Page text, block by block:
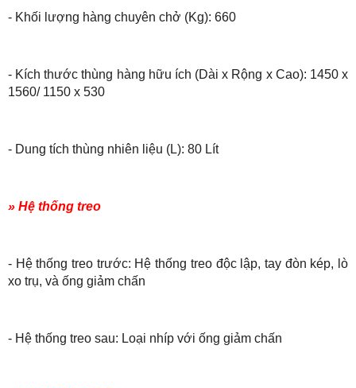
- Khối lượng hàng chuyên chở (Kg): 660
- Kích thước thùng hàng hữu ích (Dài x Rộng x Cao): 1450 x
1560/ 1150 x 530
- Dung tích thùng nhiên liệu (L): 80 Lít
» Hệ thống treo
- Hệ thống treo trước: Hệ thống treo độc lập, tay đòn kép, lò
xo trụ, và ống giảm chấn
- Hệ thống treo sau: Loại nhíp với ống giảm chấn